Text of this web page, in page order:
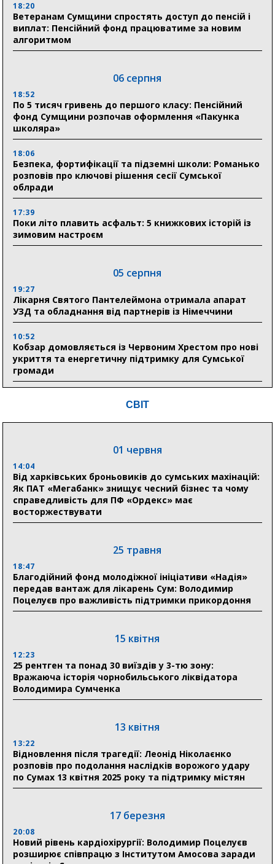
18:20
Ветеранам Сумщини спростять доступ до пенсій і
виплат: Пенсійний фонд працюватиме за новим
алгоритмом
06 серпня
18:52
По 5 тисяч гривень до першого класу: Пенсійний
фонд Сумщини розпочав оформлення «Пакунка
школяра»
18:06
Безпека, фортифікації та підземні школи: Романько
розповів про ключові рішення сесії Сумської
облради
17:39
Поки літо плавить асфальт: 5 книжкових історій із
зимовим настроєм
05 серпня
19:27
Лікарня Святого Пантелеймона отримала апарат
УЗД та обладнання від партнерів із Німеччини
10:52
Кобзар домовляється із Червоним Хрестом про нові
укриття та енергетичну підтримку для Сумської
громади
Понад 8 мільйонів книжок згоріли. Як допомогти
04 серпня
20:41
Пенсійний фонд Сумщини спрямував 0,2 млрд грн
на пенсії, страхові виплати та підтримку
прифронтових громад
03 серпня
Романько розширює програму відпочинку дітей із
прифронтової Сумщини: перша група оздоровилася
в Австрії
відновлення житла майже на 6,6 млн грн
31 липня
17:52
«Укрексімбанк» припиняє виплату пенсій: у
Пенсійному фонді Сумщини пояснили, що робити
людям
Артем Кобзар вручив родинам 20 полеглих Героїв
відзнаки «Почесного громадянина міста Суми»
СВІТ
01 червня
14:04
Від харківських броньовиків до сумських махінацій:
Як ПАТ «Мегабанк» знищує чесний бізнес та чому
справедливість для ПФ «Ордекс» має
восторжествувати
25 травня
18:47
Благодійний фонд молодіжної ініціативи «Надія»
передав вантаж для лікарень Сум: Володимир
Поцелуєв про важливість підтримки прикордоння
15 квітня
12:23
25 рентген та понад 30 виїздів у 3-тю зону:
Вражаюча історія чорнобильського ліквідатора
Володимира Сумченка
13 квітня
13:22
Відновлення після трагедії: Леонід Ніколаєнко
розповів про подолання наслідків ворожого удару
по Сумах 13 квітня 2025 року та підтримку містян
17 березня
20:08
Новий рівень кардіохірургії: Володимир Поцелуєв
розширює співпрацю з Інститутом Амосова заради